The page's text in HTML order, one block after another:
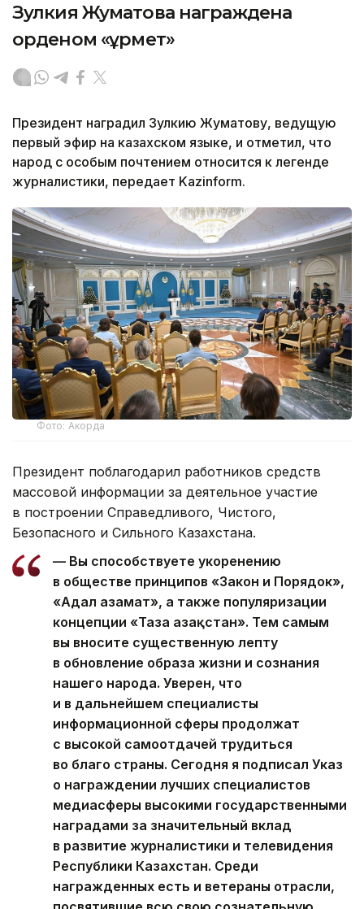
Зулкия Жуматова награждена
орденом «Құрмет»
Президент наградил Зулкию Жуматову, ведущую
первый эфир на казахском языке, и отметил, что
народ с особым почтением относится к легенде
журналистики, передает Kazinform.
Фото: Акорда
Президент поблагодарил работников средств
массовой информации за деятельное участие
в построении Справедливого, Чистого,
Безопасного и Сильного Казахстана.
— Вы способствуете укоренению
в обществе принципов «Закон и Порядок»,
«Адал азамат», а также популяризации
концепции «Таза Қазақстан». Тем самым
вы вносите существенную лепту
в обновление образа жизни и сознания
нашего народа. Уверен, что
и в дальнейшем специалисты
информационной сферы продолжат
с высокой самоотдачей трудиться
во благо страны. Сегодня я подписал Указ
о награждении лучших специалистов
медиасферы высокими государственными
наградами за значительный вклад
в развитие журналистики и телевидения
Республики Казахстан. Среди
награжденных есть и ветераны отрасли,